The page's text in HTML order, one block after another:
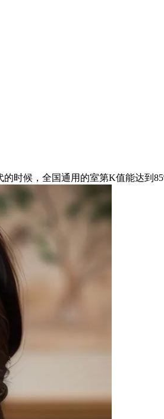
候，全国通用的室第K值能达到